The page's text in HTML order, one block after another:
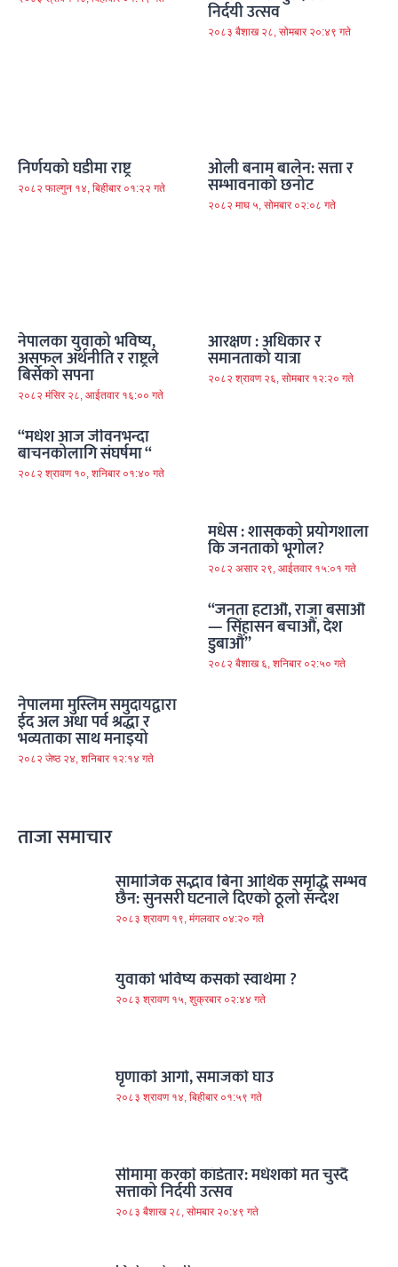
निर्दयी उत्सव
२०८३ बैशाख २८, सोमबार २०:४९ गते
निर्णयको घडीमा राष्ट्र
२०८२ फाल्गुन १४, बिहीबार ०१:२२ गते
ओली बनाम बालेन: सत्ता र
सम्भावनाको छनोट
२०८२ माघ ५, सोमबार ०२:०८ गते
नेपालका युवाको भविष्य,
असफल अर्थनीति र राष्ट्रले
बिर्सेको सपना
२०८२ मंसिर २८, आईतवार १६:०० गते
आरक्षण : अधिकार र
समानताको यात्रा
२०८२ श्रावण २६, सोमबार १२:२० गते
“मधेश आज जीवनभन्दा
बाचनकोलागि संघर्षमा “
२०८२ श्रावण १०, शनिबार ०१:४० गते
मधेस : शासकको प्रयोगशाला
कि जनताको भूगोल?
२०८२ असार २९, आईतवार १५:०१ गते
नेपालमा मुस्लिम समुदायद्वारा
ईद अल अधा पर्व श्रद्धा र
भव्यताका साथ मनाइयो
२०८२ जेष्ठ २४, शनिबार १२:१४ गते
“जनता हटाऔं, राजा बसाऔं
— सिंहासन बचाऔं, देश
डुबाऔं”
२०८२ बैशाख ६, शनिबार ०२:५० गते
ताजा समाचार
सामाजिक सद्भाव बिना आर्थिक समृद्धि सम्भव
छैन: सुनसरी घटनाले दिएको ठूलो सन्देश
२०८३ श्रावण १९, मंगलवार ०४:२० गते
युवाको भविष्य कसको स्वार्थमा ?
२०८३ श्रावण १५, शुक्रबार ०२:४४ गते
घृणाको आगो, समाजको घाउ
२०८३ श्रावण १४, बिहीबार ०१:५९ गते
सीमामा करको काँडेतार: मधेशको मत चुस्दै
सत्ताको निर्दयी उत्सव
२०८३ बैशाख २८, सोमबार २०:४९ गते